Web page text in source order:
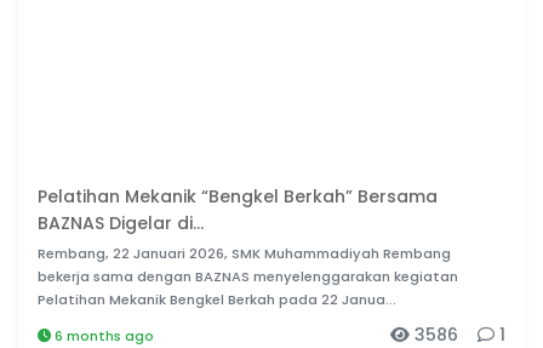
Pelatihan Mekanik “Bengkel Berkah” Bersama
BAZNAS Digelar di...
Rembang, 22 Januari 2026, SMK Muhammadiyah Rembang
bekerja sama dengan BAZNAS menyelenggarakan kegiatan
Pelatihan Mekanik Bengkel Berkah pada 22 Janua...
6 months ago
1
3586